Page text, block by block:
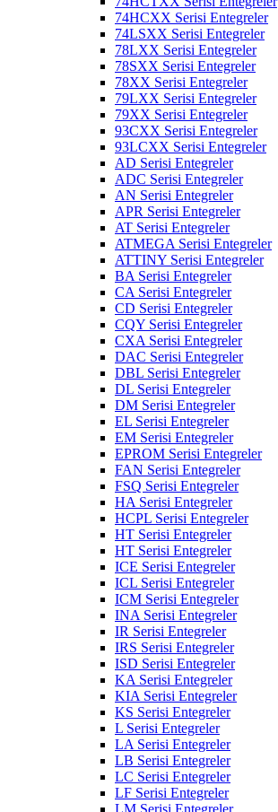
74HCXX Serisi Entegreler
74LSXX Serisi Entegreler
78LXX Serisi Entegreler
78SXX Serisi Entegreler
78XX Serisi Entegreler
79LXX Serisi Entegreler
79XX Serisi Entegreler
93CXX Serisi Entegreler
93LCXX Serisi Entegreler
AD Serisi Entegreler
ADC Serisi Entegreler
AN Serisi Entegreler
APR Serisi Entegreler
AT Serisi Entegreler
ATMEGA Serisi Entegreler
ATTINY Serisi Entegreler
BA Serisi Entegreler
CA Serisi Entegreler
CD Serisi Entegreler
CQY Serisi Entegreler
CXA Serisi Entegreler
DAC Serisi Entegreler
DBL Serisi Entegreler
DL Serisi Entegreler
DM Serisi Entegreler
EL Serisi Entegreler
EM Serisi Entegreler
EPROM Serisi Entegreler
FAN Serisi Entegreler
FSQ Serisi Entegreler
HA Serisi Entegreler
HCPL Serisi Entegreler
HT Serisi Entegreler
HT Serisi Entegreler
ICE Serisi Entegreler
ICL Serisi Entegreler
ICM Serisi Entegreler
INA Serisi Entegreler
IR Serisi Entegreler
IRS Serisi Entegreler
ISD Serisi Entegreler
KA Serisi Entegreler
KIA Serisi Entegreler
KS Serisi Entegreler
L Serisi Entegreler
LA Serisi Entegreler
LB Serisi Entegreler
LC Serisi Entegreler
LF Serisi Entegreler
LM Serisi Entegreler